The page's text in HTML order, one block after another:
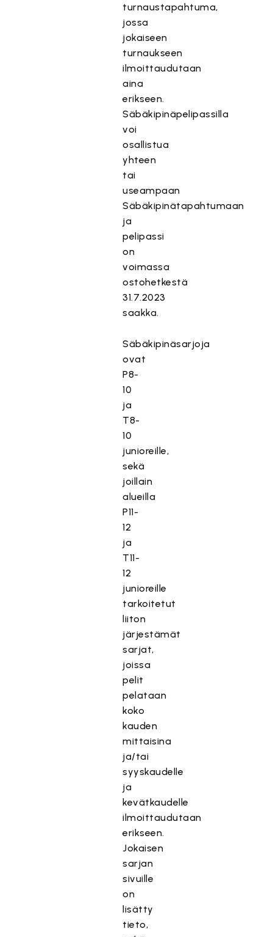
turnaustapahtuma,
jossa
jokaiseen
turnaukseen
ilmoittaudutaan
aina
erikseen.
Säbäkipinäpelipassilla
voi
osallistua
yhteen
tai
useampaan
Säbäkipinätapahtumaan
ja
pelipassi
on
voimassa
ostohetkestä
31.7.2023
saakka.
Säbäkipinäsarjoja
ovat
P8-
10
ja
T8-
10
junioreille,
sekä
joillain
alueilla
P11-
12
ja
T11-
12
junioreille
tarkoitetut
liiton
järjestämät
sarjat,
joissa
pelit
pelataan
koko
kauden
mittaisina
ja/tai
syyskaudelle
ja
kevätkaudelle
ilmoittaudutaan
erikseen.
Jokaisen
sarjan
sivuille
on
lisätty
tieto,